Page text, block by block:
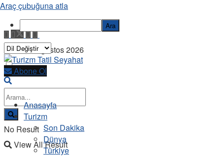
Cuma, 7 Ağustos 2026
No Result
View All Result
Abone Ol
Anasayfa
Turizm
Son Dakika
Dünya
Türkiye
Araç çubuğuna atla
Ara